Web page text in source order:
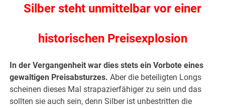
Silber steht unmittelbar vor einer
historischen Preisexplosion
In der Vergangenheit war dies stets ein Vorbote eines
gewaltigen Preisabsturzes. Aber die beteiligten Longs
scheinen dieses Mal strapazierfähiger zu sein und das
sollten sie auch sein, denn Silber ist unbestritten die